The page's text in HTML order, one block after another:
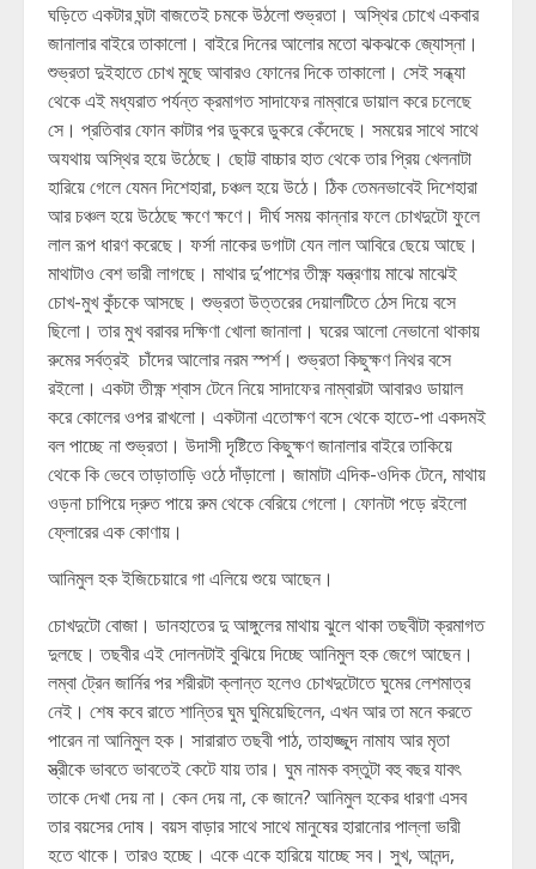
ঘড়িতে একটার ঘন্টা বাজতেই চমকে উঠলো শুভ্রতা। অস্থির চোখে একবার
জানালার বাইরে তাকালো। বাইরে দিনের আলোর মতো ঝকঝকে জ্যোস্না।
শুভ্রতা দুইহাতে চোখ মুছে আবারও ফোনের দিকে তাকালো। সেই সন্ধ্যা
থেকে এই মধ্যরাত পর্যন্ত ক্রমাগত সাদাফের নাম্বারে ডায়াল করে চলেছে
সে। প্রতিবার ফোন কাটার পর ডুকরে ডুকরে কেঁদেছে। সময়ের সাথে সাথে
অযথায় অস্থির হয়ে উঠেছে। ছোট্ট বাচ্চার হাত থেকে তার প্রিয় খেলনাটা
হারিয়ে গেলে যেমন দিশেহারা, চঞ্চল হয়ে উঠে। ঠিক তেমনভাবেই দিশেহারা
আর চঞ্চল হয়ে উঠেছে ক্ষণে ক্ষণে। দীর্ঘ সময় কান্নার ফলে চোখদুটো ফুলে
লাল রূপ ধারণ করেছে। ফর্সা নাকের ডগাটা যেন লাল আবিরে ছেয়ে আছে।
মাথাটাও বেশ ভারী লাগছে। মাথার দু’পাশের তীক্ষ্ণ যন্ত্রণায় মাঝে মাঝেই
চোখ-মুখ কুঁচকে আসছে। শুভ্রতা উত্তরের দেয়ালটিতে ঠেস দিয়ে বসে
ছিলো। তার মুখ বরাবর দক্ষিণা খোলা জানালা। ঘরের আলো নেভানো থাকায়
রুমের সর্বত্রই চাঁদের আলোর নরম স্পর্শ। শুভ্রতা কিছুক্ষণ নিথর বসে
রইলো। একটা তীক্ষ্ণ শ্বাস টেনে নিয়ে সাদাফের নাম্বারটা আবারও ডায়াল
করে কোলের ওপর রাখলো। একটানা এতোক্ষণ বসে থেকে হাতে-পা একদমই
বল পাচ্ছে না শুভ্রতা। উদাসী দৃষ্টিতে কিছুক্ষণ জানালার বাইরে তাকিয়ে
থেকে কি ভেবে তাড়াতাড়ি ওঠে দাঁড়ালো। জামাটা এদিক-ওদিক টেনে, মাথায়
ওড়না চাপিয়ে দ্রুত পায়ে রুম থেকে বেরিয়ে গেলো। ফোনটা পড়ে রইলো
ফ্লোরের এক কোণায়।
আনিমুল হক ইজিচেয়ারে গা এলিয়ে শুয়ে আছেন।
চোখদুটো বোজা। ডানহাতের দু আঙ্গুলের মাথায় ঝুলে থাকা তছবীটা ক্রমাগত
দুলছে। তছবীর এই দোলনটাই বুঝিয়ে দিচ্ছে আনিমুল হক জেগে আছেন।
লম্বা ট্রেন জার্নির পর শরীরটা ক্লান্ত হলেও চোখদুটোতে ঘুমের লেশমাত্র
নেই। শেষ কবে রাতে শান্তির ঘুম ঘুমিয়েছিলেন, এখন আর তা মনে করতে
পারেন না আনিমুল হক। সারারাত তছবী পাঠ, তাহাজ্জুদ নামায আর মৃতা
স্ত্রীকে ভাবতে ভাবতেই কেটে যায় তার। ঘুম নামক বস্তুটা বহু বছর যাবৎ
তাকে দেখা দেয় না। কেন দেয় না, কে জানে? আনিমুল হকের ধারণা এসব
তার বয়সের দোষ। বয়স বাড়ার সাথে সাথে মানুষের হারানোর পাল্লা ভারী
হতে থাকে। তারও হচ্ছে। একে একে হারিয়ে যাচ্ছে সব। সুখ, আনন্দ,